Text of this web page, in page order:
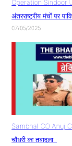
Operation Sindoor
अंतरराष्ट्रीय मंचों पर
07/05/2025
Sambhal CO Anuj
चौधरी का तबादला..